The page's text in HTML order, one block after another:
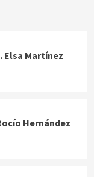
Elsa Martínez
Hernández